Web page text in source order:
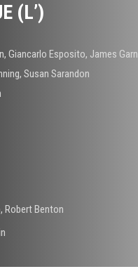
(L’)
, Giancarlo Esposito, James
, Susan Sarandon
, Robert Benton